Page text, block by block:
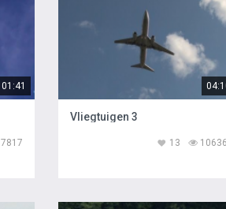
01:41
7817
Vliegtuigen 3
10636
13